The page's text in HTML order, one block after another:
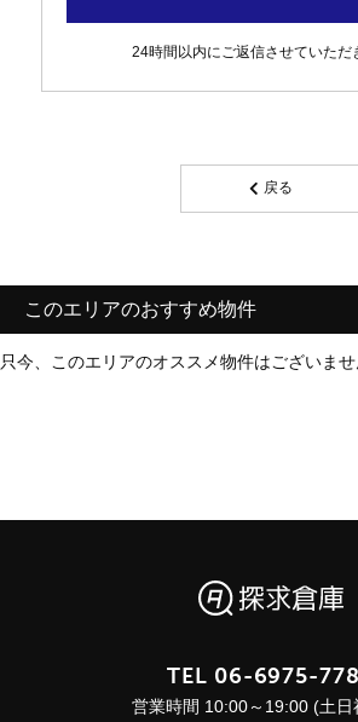
24時間以内にご返信させていただ
戻る
このエリアのおすすめ物件
只今、このエリアのオススメ物件はございませ
TEL 06-6975-
営業時間 10:00～19:00 (土日